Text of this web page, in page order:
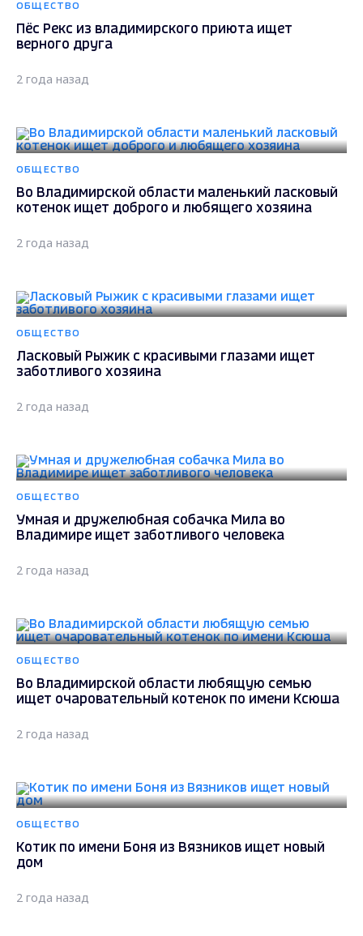
ОБЩЕСТВО
Пёс Рекс из владимирского приюта ищет
верного друга
2 года назад
ОБЩЕСТВО
Во Владимирской области маленький ласковый
котенок ищет доброго и любящего хозяина
2 года назад
ОБЩЕСТВО
Ласковый Рыжик с красивыми глазами ищет
заботливого хозяина
2 года назад
ОБЩЕСТВО
Умная и дружелюбная собачка Мила во
Владимире ищет заботливого человека
2 года назад
ОБЩЕСТВО
Во Владимирской области любящую семью
ищет очаровательный котенок по имени Ксюша
2 года назад
ОБЩЕСТВО
Котик по имени Боня из Вязников ищет новый
дом
2 года назад